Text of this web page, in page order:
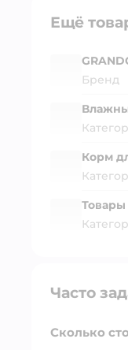
Ещё
Бренд
Корм
Часто
Сколько